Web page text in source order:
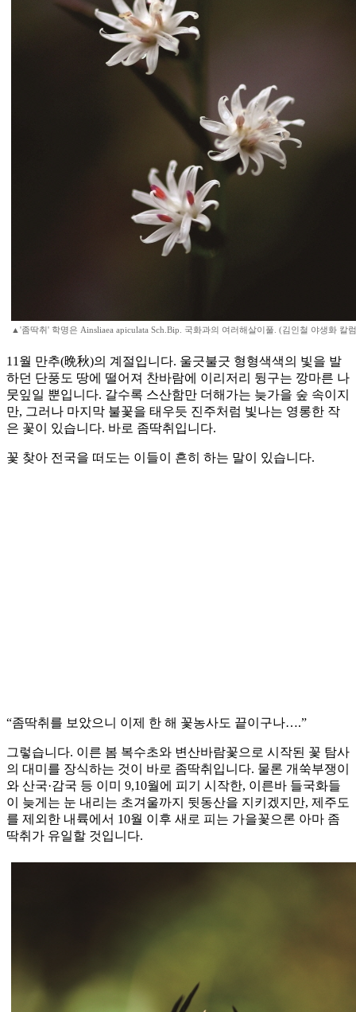
▲'좀딱취' 학명은 Ainsliaea apiculata Sch.Bip. 국화과의 여러해살이풀. (김인철 야생화 칼
11월 만추(晩秋)의 계절입니다. 울긋불긋 형형색색의 빛을 발
하던 단풍도 땅에 떨어져 찬바람에 이리저리 뒹구는 깡마른 나
뭇잎일 뿐입니다. 갈수록 스산함만 더해가는 늦가을 숲 속이지
만, 그러나 마지막 불꽃을 태우듯 진주처럼 빛나는 영롱한 작
은 꽃이 있습니다. 바로 좀딱취입니다.
꽃 찾아 전국을 떠도는 이들이 흔히 하는 말이 있습니다.
“좀딱취를 보았으니 이제 한 해 꽃농사도 끝이구나….”
그렇습니다. 이른 봄 복수초와 변산바람꽃으로 시작된 꽃 탐사
의 대미를 장식하는 것이 바로 좀딱취입니다. 물론 개쑥부쟁이
와 산국·감국 등 이미 9,10월에 피기 시작한, 이른바 들국화들
이 늦게는 눈 내리는 초겨울까지 뒷동산을 지키겠지만, 제주도
를 제외한 내륙에서 10월 이후 새로 피는 가을꽃으론 아마 좀
딱취가 유일할 것입니다.